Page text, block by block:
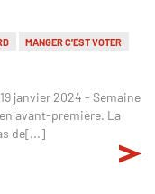
MANGER C'EST VOTER
janvier 2024 - Semaine
avant-première. La
de[...]